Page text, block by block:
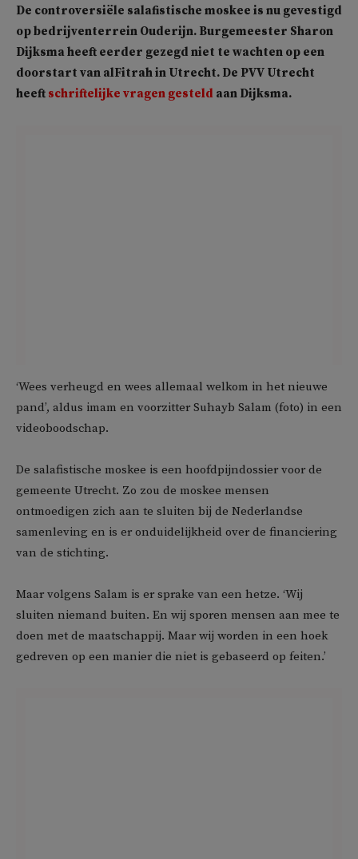
De controversiële salafistische moskee is nu gevestigd
op bedrijventerrein Ouderijn. Burgemeester Sharon
Dijksma heeft eerder gezegd niet te wachten op een
doorstart van alFitrah in Utrecht. De PVV Utrecht
heeft schriftelijke vragen gesteld aan Dijksma.
‘Wees verheugd en wees allemaal welkom in het nieuwe
pand’, aldus imam en voorzitter Suhayb Salam (foto) in een
videoboodschap.
De salafistische moskee is een hoofdpijndossier voor de
gemeente Utrecht. Zo zou de moskee mensen
ontmoedigen zich aan te sluiten bij de Nederlandse
samenleving en is er onduidelijkheid over de financiering
van de stichting.
Maar volgens Salam is er sprake van een hetze. ‘Wij
sluiten niemand buiten. En wij sporen mensen aan mee te
doen met de maatschappij. Maar wij worden in een hoek
gedreven op een manier die niet is gebaseerd op feiten.’